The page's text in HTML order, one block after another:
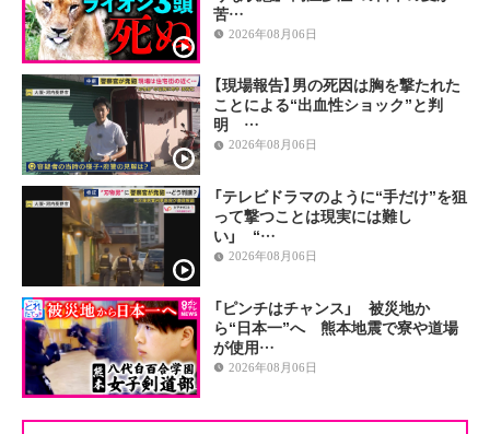
苦…
2026年08月06日
【現場報告】男の死因は胸を撃たれた
ことによる“出血性ショック”と判
明 …
2026年08月06日
「テレビドラマのように“手だけ”を狙
って撃つことは現実には難し
い」 “…
2026年08月06日
「ピンチはチャンス」 被災地か
ら“日本一”へ 熊本地震で寮や道場
が使用…
2026年08月06日